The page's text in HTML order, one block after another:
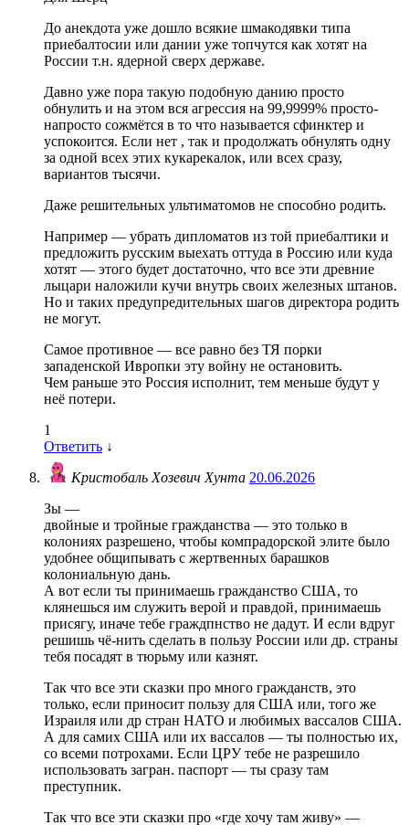
До анекдота уже дошло всякие шмакодявки типа
приебалтосии или дании уже топчутся как хотят на
России т.н. ядерной сверх державе.
Давно уже пора такую подобную данию просто
обнулить и на этом вся агрессия на 99,9999% просто-
напросто сожмётся в то что называется сфинктер и
успокоится. Если нет , так и продолжать обнулять одну
за одной всех этих кукарекалок, или всех сразу,
вариантов тысячи.
Даже решительных ультиматомов не способно родить.
Например — убрать дипломатов из той приебалтики и
предложить русским выехать оттуда в Россию или куда
хотят — этого будет достаточно, что все эти древние
лыцари наложили кучи внутрь своих железных штанов.
Но и таких предупредительных шагов директора родить
не могут.
Самое противное — все равно без ТЯ порки
западенской Ивропки эту войну не остановить.
Чем раньше это Россия исполнит, тем меньше будут у
неё потери.
1
Ответить ↓
Кристобаль Хозевич Хунта 20.06.2026
Зы —
двойные и тройные гражданства — это только в
колониях разрешено, чтобы компрадорской элите было
удобнее общипывать с жертвенных барашков
колониальную дань.
А вот если ты принимаешь гражданство США, то
клянешься им служить верой и правдой, принимаешь
присягу, иначе тебе граждпнство не дадут. И если вдруг
решишь чё-нить сделать в пользу России или др. страны
тебя посадят в тюрьму или казнят.
Так что все эти сказки про много гражданств, это
только, если приносит пользу для США или, того же
Израиля или др стран НАТО и любимых вассалов США.
А для самих США или их вассалов — ты полностью их,
со всеми потрохами. Если ЦРУ тебе не разрешило
использовать загран. паспорт — ты сразу там
преступник.
Так что все эти сказки про «где хочу там живу» —